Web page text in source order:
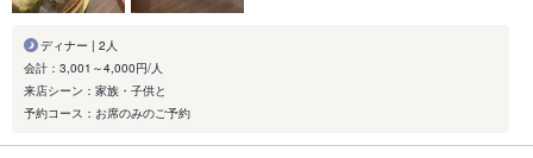
ディナー | 2人
会計：3,001～4,000円/人
来店シーン：家族・子供と
予約コース：お席のみのご予約